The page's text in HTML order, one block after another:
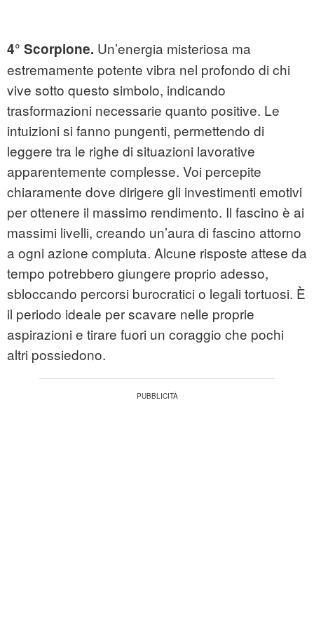
4° Scorpione. Un’energia misteriosa ma
estremamente potente vibra nel profondo di chi
vive sotto questo simbolo, indicando
trasformazioni necessarie quanto positive. Le
intuizioni si fanno pungenti, permettendo di
leggere tra le righe di situazioni lavorative
apparentemente complesse. Voi percepite
chiaramente dove dirigere gli investimenti emotivi
per ottenere il massimo rendimento. Il fascino è ai
massimi livelli, creando un’aura di fascino attorno
a ogni azione compiuta. Alcune risposte attese da
tempo potrebbero giungere proprio adesso,
sbloccando percorsi burocratici o legali tortuosi. È
il periodo ideale per scavare nelle proprie
aspirazioni e tirare fuori un coraggio che pochi
altri possiedono.